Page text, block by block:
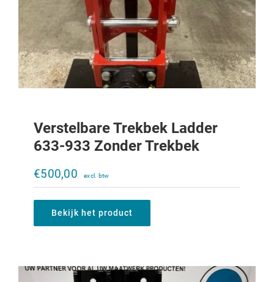
Verstelbare Trekbek Ladder
633-933 Zonder Trekbek
€500,00
Bekijk het product
Verstelbare trekbek Ladder 956XL-
€950,00